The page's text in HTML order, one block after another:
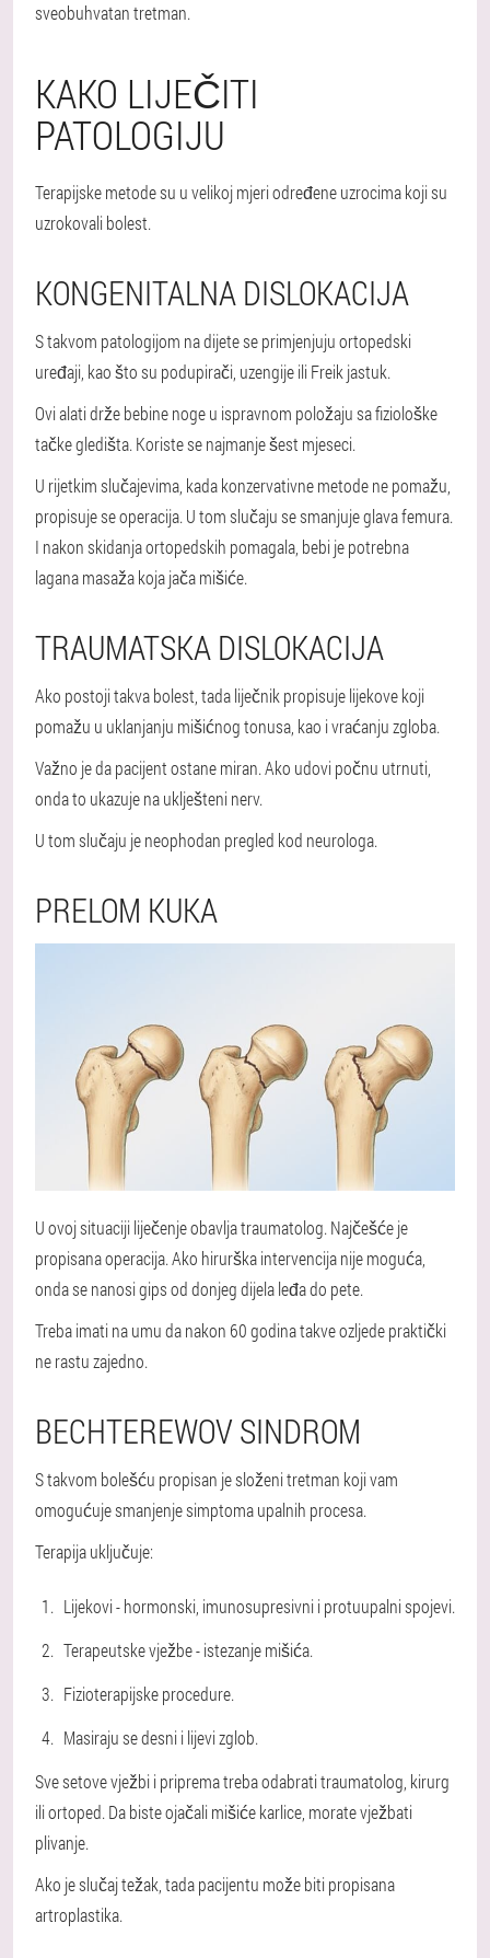
sveobuhvatan tretman.
KAKO LIJEČITI
PATOLOGIJU
Terapijske metode su u velikoj mjeri određene uzrocima koji su
uzrokovali bolest.
KONGENITALNA DISLOKACIJA
S takvom patologijom na dijete se primjenjuju ortopedski
uređaji, kao što su podupirači, uzengije ili Freik jastuk.
Ovi alati drže bebine noge u ispravnom položaju sa fiziološke
tačke gledišta. Koriste se najmanje šest mjeseci.
U rijetkim slučajevima, kada konzervativne metode ne pomažu,
propisuje se operacija. U tom slučaju se smanjuje glava femura.
I nakon skidanja ortopedskih pomagala, bebi je potrebna
lagana masaža koja jača mišiće.
TRAUMATSKA DISLOKACIJA
Ako postoji takva bolest, tada liječnik propisuje lijekove koji
pomažu u uklanjanju mišićnog tonusa, kao i vraćanju zgloba.
Važno je da pacijent ostane miran. Ako udovi počnu utrnuti,
onda to ukazuje na uklješteni nerv.
U tom slučaju je neophodan pregled kod neurologa.
PRELOM KUKA
U ovoj situaciji liječenje obavlja traumatolog. Najčešće je
propisana operacija. Ako hirurška intervencija nije moguća,
onda se nanosi gips od donjeg dijela leđa do pete.
Treba imati na umu da nakon 60 godina takve ozljede praktički
ne rastu zajedno.
BECHTEREWOV SINDROM
S takvom bolešću propisan je složeni tretman koji vam
omogućuje smanjenje simptoma upalnih procesa.
Terapija uključuje:
Lijekovi - hormonski, imunosupresivni i protuupalni spojevi.
Terapeutske vježbe - istezanje mišića.
Fizioterapijske procedure.
Masiraju se desni i lijevi zglob.
Sve setove vježbi i priprema treba odabrati traumatolog, kirurg
ili ortoped. Da biste ojačali mišiće karlice, morate vježbati
plivanje.
Ako je slučaj težak, tada pacijentu može biti propisana
artroplastika.